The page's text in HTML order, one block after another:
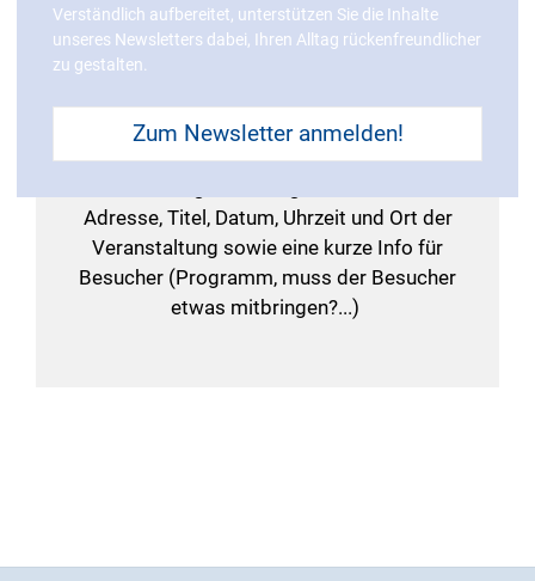
Sie brauchen Hilfe?
Gerne helfen wir Ihnen bei der Eintragung Ihrer
Veranstaltung. Schreiben Sie uns eine E-
Adresse, Titel, Datum, Uhrzeit und Ort der
Veranstaltung sowie eine kurze Info für
Besucher (Programm, muss der Besucher
etwas mitbringen?...)
Verständlich aufbereitet, unterstützen Sie die Inhalte
unseres Newsletters dabei, Ihren Alltag rückenfreundlicher
zu gestalten.
Zum Newsletter anmelden!